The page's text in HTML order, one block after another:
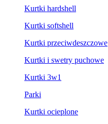
Kurtki hardshell
Kurtki softshell
Kurtki przeciwdeszczowe
Kurtki i swetry puchowe
Kurtki 3w1
Parki
Kurtki ocieplone